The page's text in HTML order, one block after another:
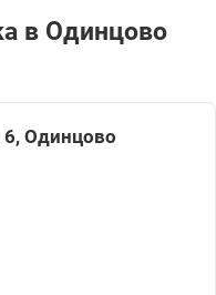
в Одинцово
Одинцово